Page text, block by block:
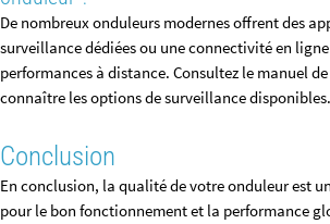
De nombreux onduleurs modernes offrent des
surveillance dédiées ou une connectivité en
performances à distance. Consultez le manuel
connaître les options de surveillance disponibles.
Conclusion
En conclusion, la qualité de votre onduleur est
pour le bon fonctionnement et la performance